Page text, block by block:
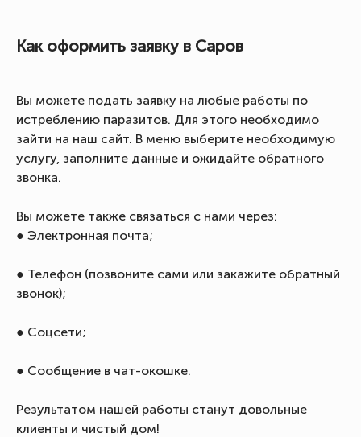
Как оформить заявку в Саров
Вы можете подать заявку на любые работы по
истреблению паразитов. Для этого необходимо
зайти на наш сайт. В меню выберите необходимую
услугу, заполните данные и ожидайте обратного
звонка.
Вы можете также связаться с нами через:
● Электронная почта;
● Телефон (позвоните сами или закажите обратный
звонок);
● Соцсети;
● Сообщение в чат-окошке.
Результатом нашей работы станут довольные
клиенты и чистый дом!